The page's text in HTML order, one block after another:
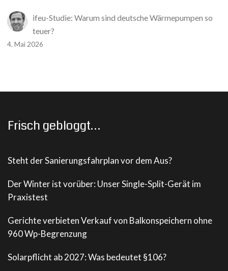
ifeu-Studie: Warum sind deutsche Wärmepumpen so
teuer?
4. Mai 2026
Frisch gebloggt…
Steht der Sanierungsfahrplan vor dem Aus?
Der Winter ist vorüber: Unser Single-Split-Gerät im
Praxistest
Gerichte verbieten Verkauf von Balkonspeichern ohne
960 Wp-Begrenzung
Solarpflicht ab 2027: Was bedeutet §106?